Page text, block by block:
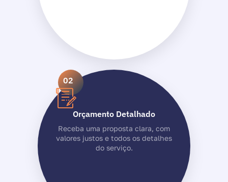
02
Orçamento Detalhado
Receba uma proposta clara, com
valores justos e todos os detalhes
do serviço.